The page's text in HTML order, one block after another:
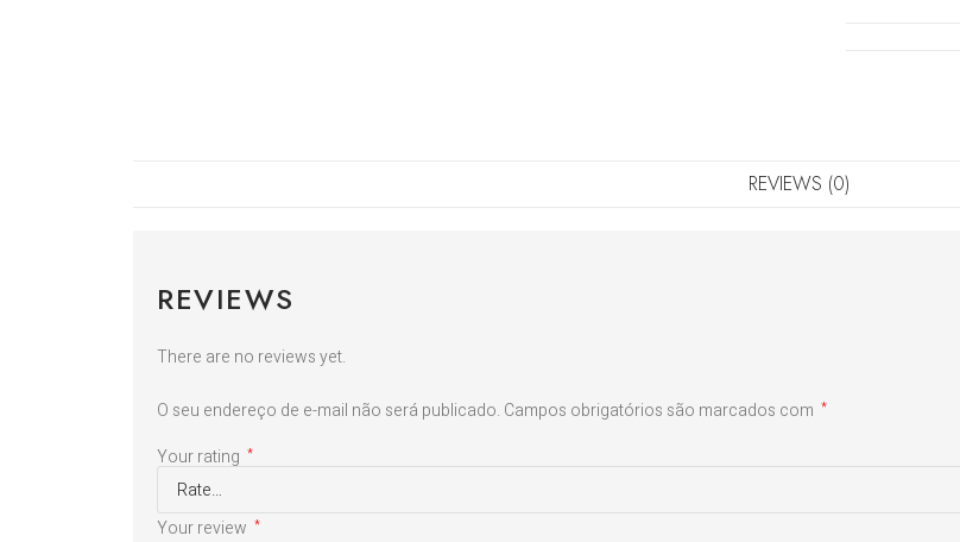
REVIEWS (0)
REVIEWS
There are no reviews yet.
O seu endereço de e-mail não será publicado. Campos obrigatórios são marcados com *
Your rating *
Your review *